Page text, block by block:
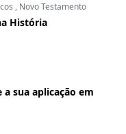
, Novo Testamento
História
sua aplicação em